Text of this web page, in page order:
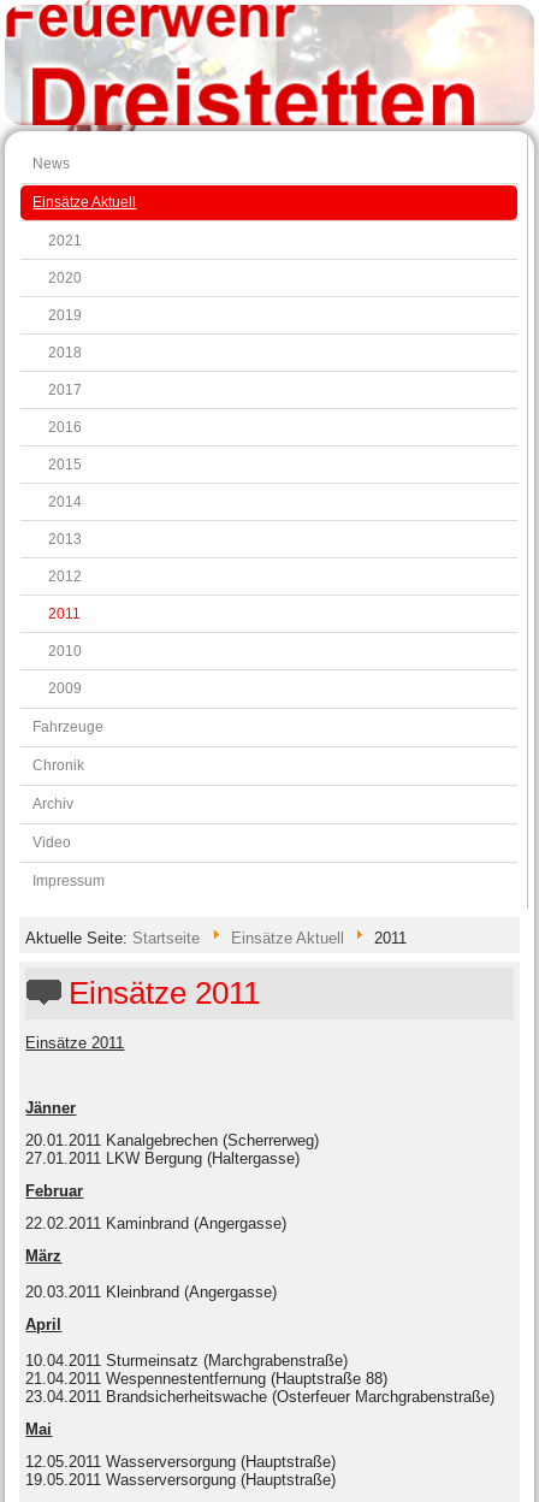
News
Einsätze Aktuell
2021
2020
2019
2018
2017
2016
2015
2014
2013
2012
2011
2010
2009
Fahrzeuge
Chronik
Archiv
Video
Impressum
Aktuelle Seite: Startseite Einsätze Aktuell 2011
Einsätze 2011
Einsätze 2011
Jänner
20.01.2011 Kanalgebrechen (Scherrerweg)
27.01.2011 LKW Bergung (Haltergasse)
Februar
22.02.2011 Kaminbrand (Angergasse)
März
20.03.2011 Kleinbrand (Angergasse)
April
10.04.2011 Sturmeinsatz (Marchgrabenstraße)
21.04.2011 Wespennestentfernung (Hauptstraße 88)
23.04.2011 Brandsicherheitswache (Osterfeuer Marchgrabenstraße)
Mai
12.05.2011 Wasserversorgung (Hauptstraße)
19.05.2011 Wasserversorgung (Hauptstraße)